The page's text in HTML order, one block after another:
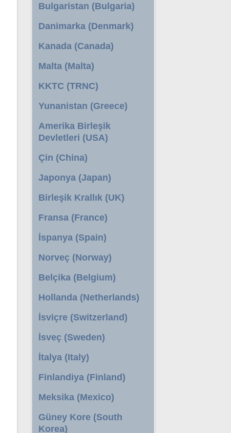
Bulgaristan (Bulgaria)
Danimarka (Denmark)
Kanada (Canada)
Malta (Malta)
KKTC (TRNC)
Yunanistan (Greece)
Amerika Birleşik
Devletleri (USA)
Çin (China)
Japonya (Japan)
Birleşik Krallık (UK)
Fransa (France)
İspanya (Spain)
Norveç (Norway)
Belçika (Belgium)
Hollanda (Netherlands)
İsviçre (Switzerland)
İsveç (Sweden)
İtalya (Italy)
Finlandiya (Finland)
Meksika (Mexico)
Güney Kore (South
Korea)